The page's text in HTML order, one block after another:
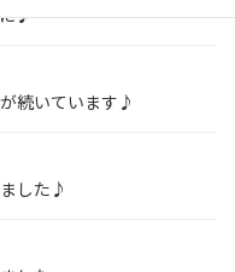
に♪
続いています♪
した♪